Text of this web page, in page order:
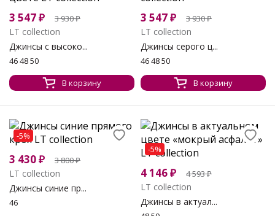
3 547₽ 3 930₽
LT collection
Джинсы с высоко...
46 48 50
В корзину
3 547₽ 3 930₽
LT collection
Джинсы серого ц...
46 48 50
В корзину
-5%
3 430₽ 3 800₽
LT collection
Джинсы синие пр...
46
-5%
4 146₽ 4 593₽
LT collection
Джинсы в актуал...